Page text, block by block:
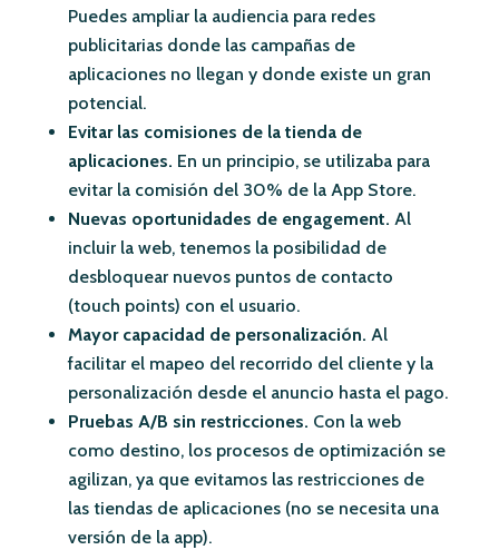
Puedes ampliar la audiencia para redes
publicitarias donde las campañas de
aplicaciones no llegan y donde existe un gran
potencial.
Evitar las comisiones de la tienda de
aplicaciones. En un principio, se utilizaba para
evitar la comisión del 30% de la App Store.
Nuevas oportunidades de engagement. Al
incluir la web, tenemos la posibilidad de
desbloquear nuevos puntos de contacto
(touch points) con el usuario.
Mayor capacidad de personalización. Al
facilitar el mapeo del recorrido del cliente y la
personalización desde el anuncio hasta el pago.
Pruebas A/B sin restricciones. Con la web
como destino, los procesos de optimización se
agilizan, ya que evitamos las restricciones de
las tiendas de aplicaciones (no se necesita una
versión de la app).